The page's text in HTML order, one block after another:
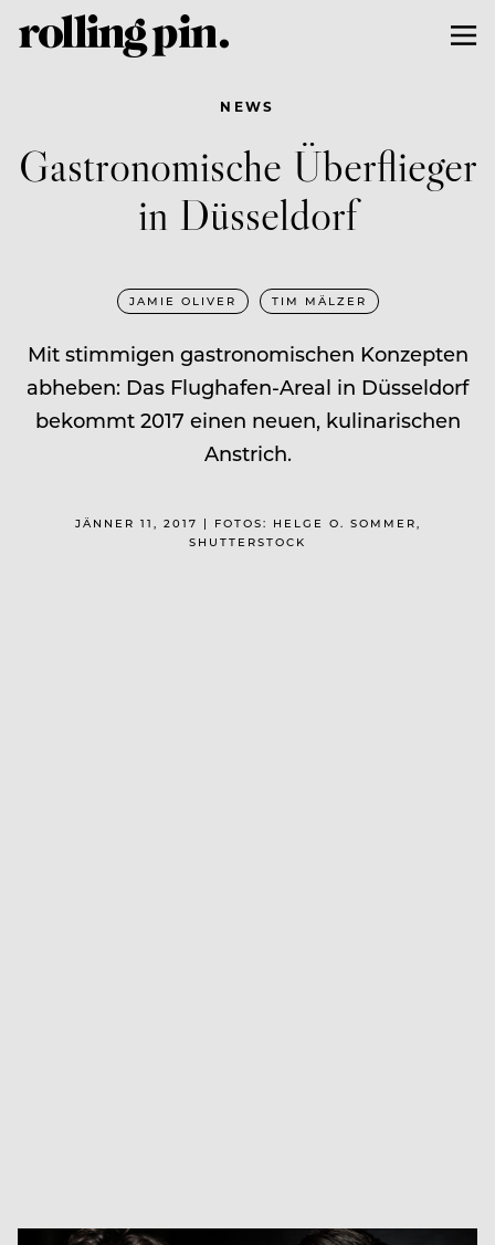
NEWS
Gastronomische Überflieger
in Düsseldorf
JAMIE OLIVER TIM MÄLZER
Mit stimmigen gastronomischen Konzepten
abheben: Das Flughafen-Areal in Düsseldorf
bekommt 2017 einen neuen, kulinarischen
Anstrich.
JÄNNER 11, 2017 | FOTOS: HELGE O. SOMMER,
SHUTTERSTOCK